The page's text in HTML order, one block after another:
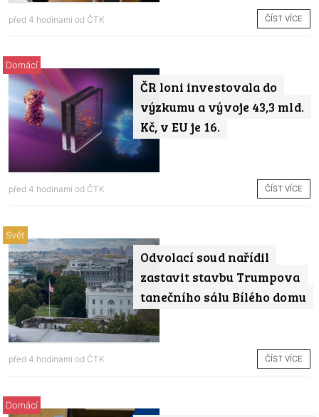
před 4 hodinami od ČTK ČÍST VÍCE
ČR loni investovala do
výzkumu a vývoje 43,3 mld.
Kč, v EU je 16.
Domácí
před 4 hodinami od ČTK ČÍST VÍCE
Odvolací soud nařídil
zastavit stavbu Trumpova
tanečního sálu Bílého domu
Svět
před 4 hodinami od ČTK ČÍST VÍCE
Domácí